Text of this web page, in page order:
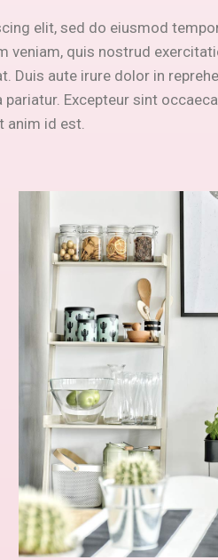
elit, sed do eiusmod
veniam, quis nostrud
Duis aute irure dolor in
Excepteur sint
anim id est.